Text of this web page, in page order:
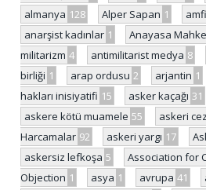
almanya 128 Alper Sapan 1
anarşist kadınlar 1 Anayasa
militarizm 4 antimilitarist medya 8
birliği 1 arap ordusu 2 arjantin 1
hakları inisiyatifi 15 asker kaçağı 31
askere kötü muamele 55 askeri
Harcamalar 92 askeri yargı 17
askersiz lefkoşa 5
Association for
Objection 1 asya 1 avrupa 41